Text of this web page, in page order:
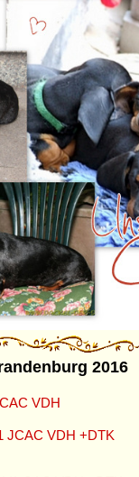
2016
VDH
JCAC VDH +DTK